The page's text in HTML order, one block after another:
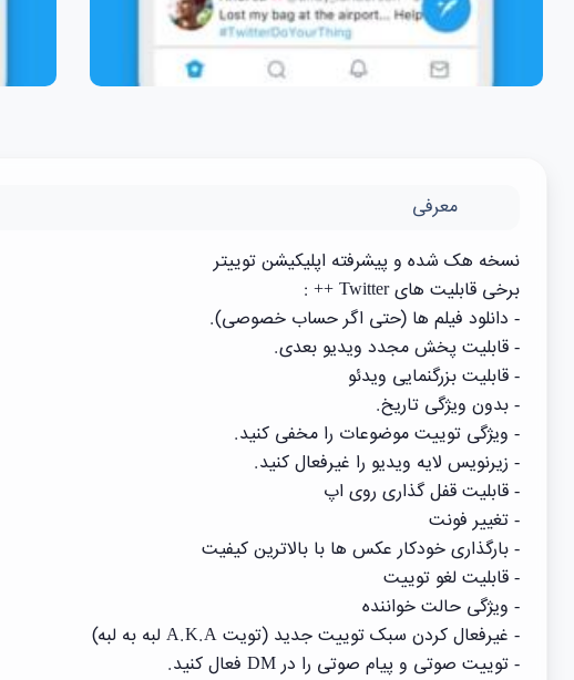
معرفی
نسخه هک شده و پیشرفته اپلیکیشن توییتر
برخی قابلیت های Twitter ++ :
- دانلود فیلم ها (حتی اگر حساب خصوصی).
- قابلیت پخش مجدد ویدیو بعدی.
- قابلیت بزرگنمایی ویدئو
- بدون ویژگی تاریخ.
- ویژگی توییت موضوعات را مخفی کنید.
- زیرنویس لایه ویدیو را غیرفعال کنید.
- قابلیت قفل گذاری روی اپ
- تغییر فونت
- بارگذاری خودکار عکس ها با بالاترین کیفیت
- قابلیت لغو توییت
- ویژگی حالت خواننده
- غیرفعال کردن سبک توییت جدید (تویت A.K.A لبه به لبه)
- توییت صوتی و پیام صوتی را در DM فعال کنید.